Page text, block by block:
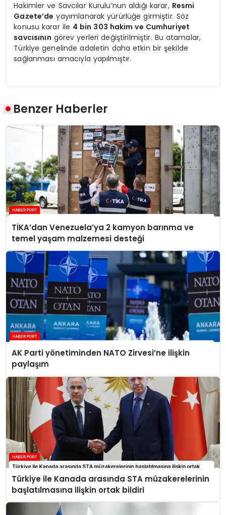
Hakimler ve Savcılar Kurulu’nun aldığı karar, Resmi
Gazete’de yayımlanarak yürürlüğe girmiştir. Söz
konusu karar ile 4 bin 303 hakim ve Cumhuriyet
savcısının görev yerleri değiştirilmiştir. Bu atamalar,
Türkiye genelinde adaletin daha etkin bir şekilde
sağlanması amacıyla yapılmıştır.
Benzer Haberler
TİKA’dan Venezuela’ya 2 kamyon barınma ve
temel yaşam malzemesi desteği
AK Parti yönetiminden NATO Zirvesi’ne ilişkin
paylaşım
Türkiye ile Kanada arasında STA müzakerelerinin
başlatılmasına ilişkin ortak bildiri